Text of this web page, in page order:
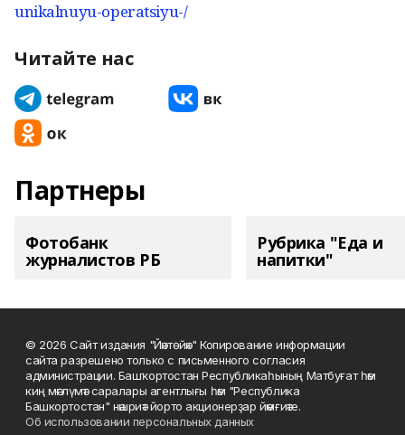
unikalnuyu-operatsiyu-/
Читайте нас
Партнеры
Фотобанк
журналистов РБ
Рубрика "Еда и
напитки"
© 2026 Сайт издания "Йәнтөйәк" Копирование информации
сайта разрешено только с письменного согласия
администрации. Башҡортостан Республикаһының Матбуғат һәм
киң мәғлүмәт саралары агентлығы һәм "Республика
Башкортостан" нәшриәт йорто акционерҙар йәмғиәте.
Об использовании персональных данных